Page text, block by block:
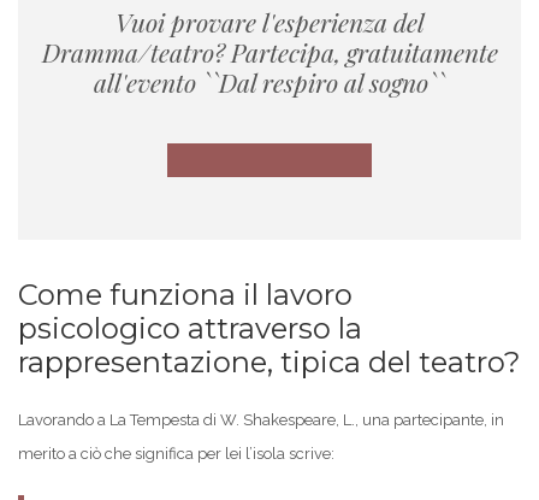
Vuoi provare l'esperienza del
Dramma/teatro? Partecipa, gratuitamente
all'evento ``Dal respiro al sogno``
Come funziona il lavoro
psicologico attraverso la
rappresentazione, tipica del teatro?
Lavorando a La Tempesta di W. Shakespeare, L., una partecipante, in
merito a ciò che significa per lei l’isola scrive: